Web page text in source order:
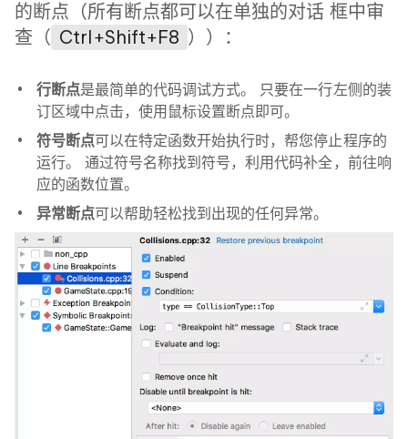
的断点（所有断点都可以在单独的对话 框中审
查（ Ctrl+Shift+F8 ））：
行断点是最简单的代码调试方式。 只要在一行左侧的装
订区域中点击，使用鼠标设置断点即可。
符号断点可以在特定函数开始执行时，帮您停止程序的
运行。 通过符号名称找到符号，利用代码补全，前往响
应的函数位置。
异常断点可以帮助轻松找到出现的任何异常。